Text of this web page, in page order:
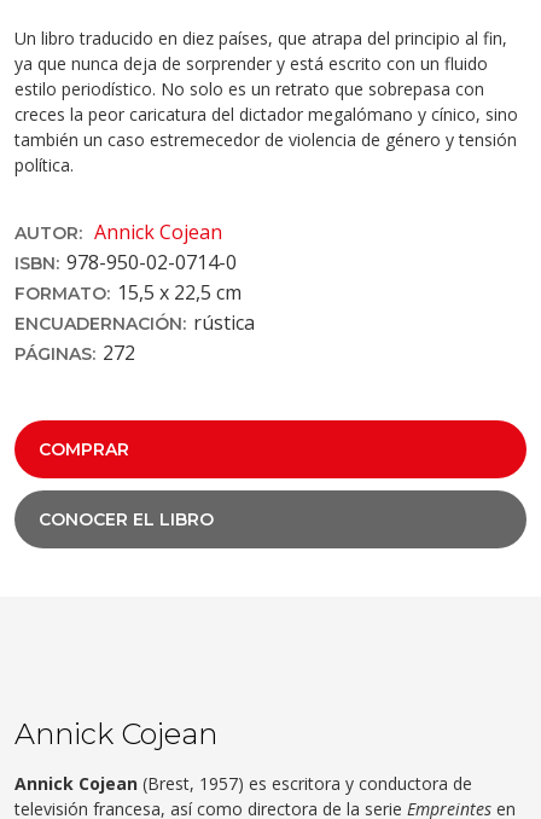
Un libro traducido en diez países, que atrapa del principio al fin,
ya que nunca deja de sorprender y está escrito con un fluido
estilo periodístico. No solo es un retrato que sobrepasa con
creces la peor caricatura del dictador megalómano y cínico, sino
también un caso estremecedor de violencia de género y tensión
política.
AUTOR: Annick Cojean
ISBN: 978-950-02-0714­-0
FORMATO: 15,5 x 22,5 cm
ENCUADERNACIÓN: rústica
PÁGINAS: 272
COMPRAR
CONOCER EL LIBRO
Annick Cojean
Annick Cojean (Brest, 1957) es escritora y conductora de
televisión francesa, así como directora de la serie Empreintes en